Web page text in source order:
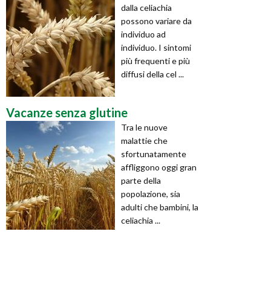
dalla celiachia
possono variare da
individuo ad
individuo. I sintomi
più frequenti e più
diffusi della cel ...
Vacanze senza glutine
Tra le nuove
malattie che
sfortunatamente
affliggono oggi gran
parte della
popolazione, sia
adulti che bambini, la
celiachia ...